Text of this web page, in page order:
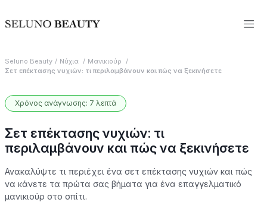
Seluno Beauty Νύχια
Μανικιούρ
Σετ επέκτασης νυχιών: τι περιλαμβάνουν και πώς να ξεκινήσετε
Χρόνος ανάγνωσης: 7 λεπτά
Σετ επέκτασης νυχιών: τι
περιλαμβάνουν και πώς να ξεκινήσετε
Ανακαλύψτε τι περιέχει ένα σετ επέκτασης νυχιών και πώς
να κάνετε τα πρώτα σας βήματα για ένα επαγγελματικό
μανικιούρ στο σπίτι.